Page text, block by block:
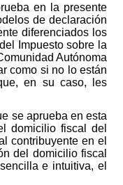
en la presente
de declaración
diferenciados los
Impuesto sobre la
Autónoma
como si no lo están
en su caso, les
se aprueba en esta
domicilio fiscal del
contribuyente en el
del domicilio fiscal
e intuitiva, el